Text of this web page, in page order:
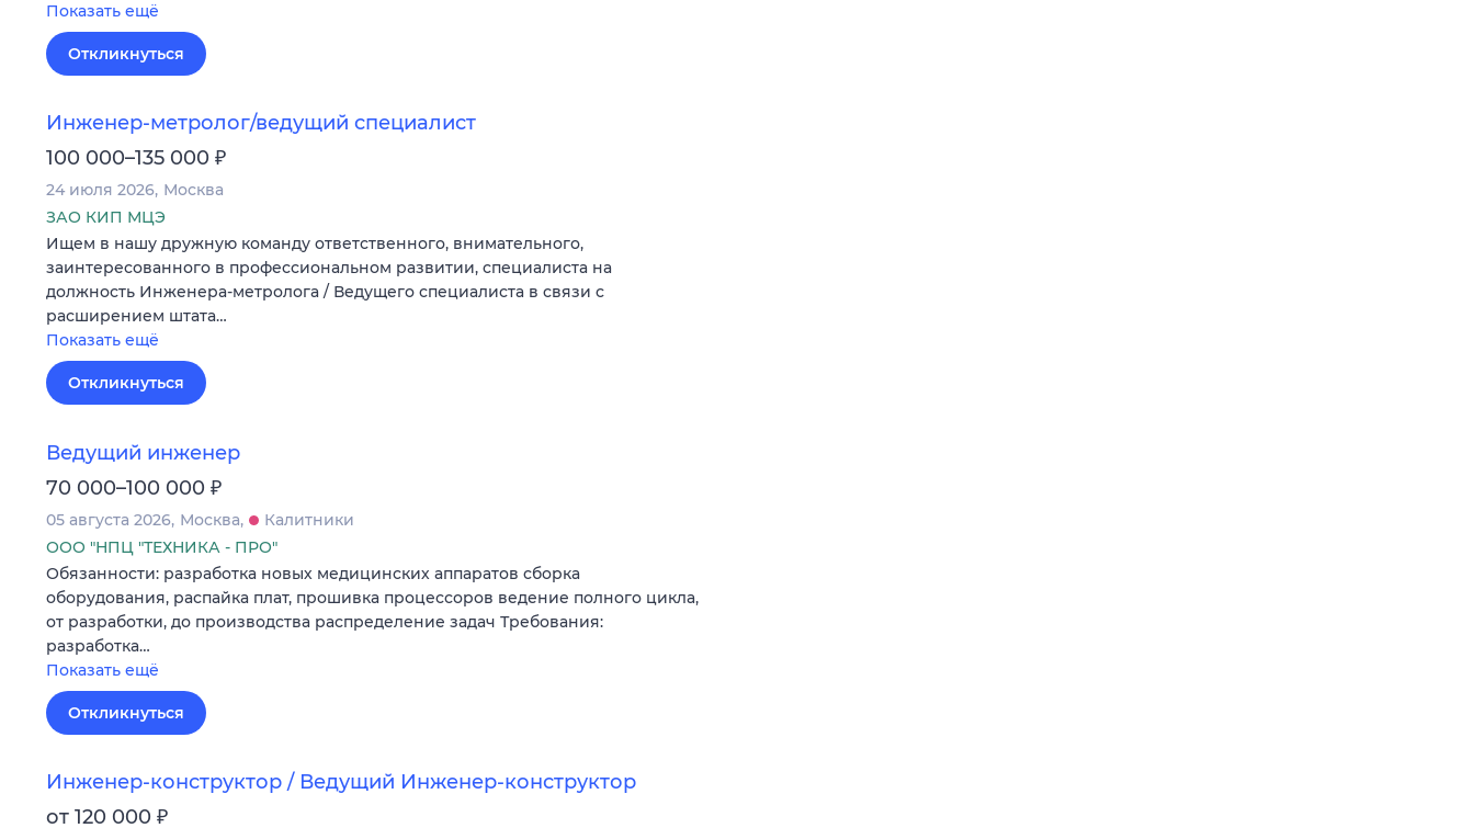
Показать ещё
Откликнуться
Инженер-метролог/ведущий специалист
100 000–135 000 ₽
24 июля 2026 Москва
ЗАО КИП МЦЭ
Ищем в нашу дружную команду ответственного, внимательного,
заинтересованного в профессиональном развитии, специалиста на
должность Инженера-метролога / Ведущего специалиста в связи с
расширением штата…
Показать ещё
Откликнуться
Ведущий инженер
70 000–100 000 ₽
05 августа 2026 Москва
Калитники
ООО "НПЦ "ТЕХНИКА - ПРО"
Обязанности: разработка новых медицинских аппаратов сборка
оборудования, распайка плат, прошивка процессоров ведение полного цикла,
от разработки, до производства распределение задач Требования:
разработка…
Показать ещё
Откликнуться
Инженер-конструктор / Ведущий Инженер-конструктор
от 120 000 ₽